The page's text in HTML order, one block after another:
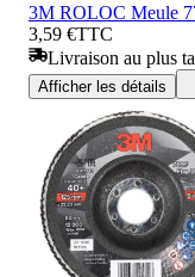
3M ROLOC Meule
3,59 €TTC
Livraison au plus
Afficher les détails